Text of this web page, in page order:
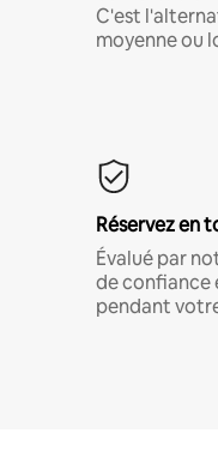
C'est
moyenne ou
Réservez en
Évalué par
de confiance
pendant